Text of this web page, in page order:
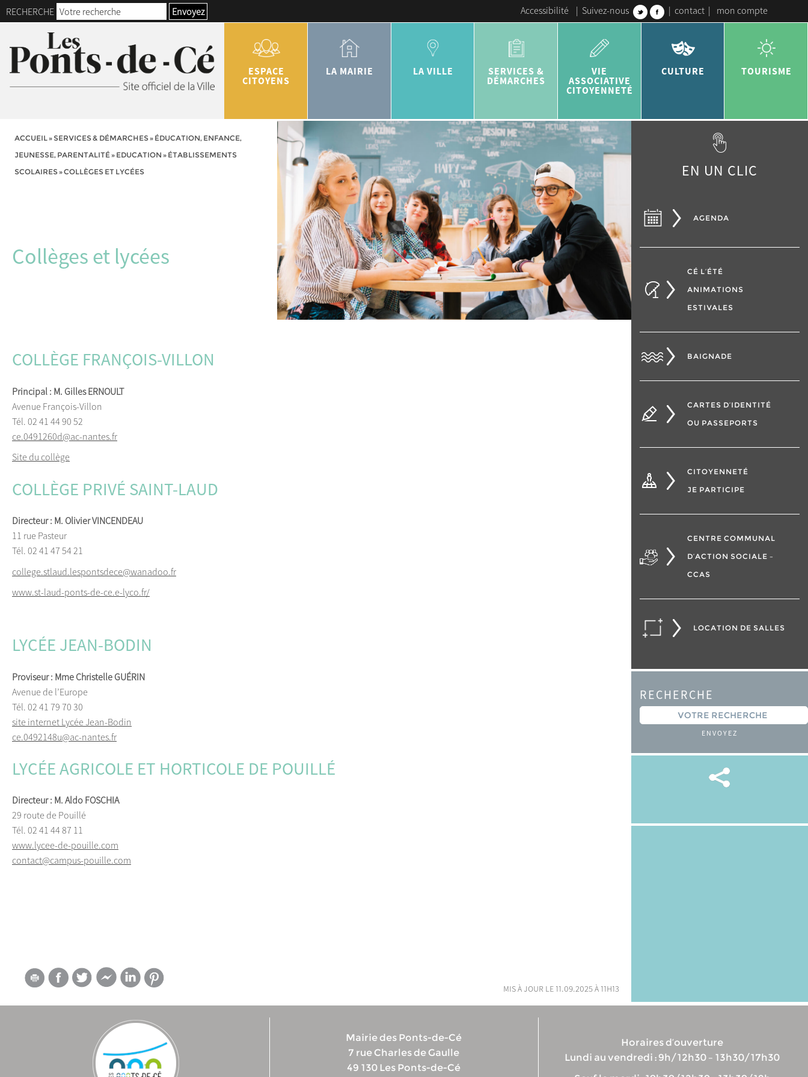
RECHERCHE Envoyez Accessibilité | Suivez-nous | contact | mon compte
ESPACE
CITOYENS
LA MAIRIE LA VILLE
SERVICES &
DÉMARCHES
VIE
ASSOCIATIVE
CITOYENNETÉ
CULTURE TOURISME
ACCUEIL» SERVICES & DÉMARCHES» ÉDUCATION, ENFANCE,
JEUNESSE, PARENTALITÉ» EDUCATION » ÉTABLISSEMENTS
SCOLAIRES»COLLÈGES ET LYCÉES
Collèges et lycées
COLLÈGE FRANÇOIS-VILLON
Principal : M. Gilles ERNOULT
Avenue François-Villon
Tél. 02 41 44 90 52
ce.0491260d@ac-nantes.fr
Site du collège
COLLÈGE PRIVÉ SAINT-LAUD
Directeur : M. Olivier VINCENDEAU
11 rue Pasteur
Tél. 02 41 47 54 21
college.stlaud.lespontsdece@wanadoo.fr
www.st-laud-ponts-de-ce.e-lyco.fr/
LYCÉE JEAN-BODIN
Proviseur : Mme Christelle GUÉRIN
Avenue de l’Europe
Tél. 02 41 79 70 30
site internet Lycée Jean-Bodin
ce.0492148u@ac-nantes.fr
LYCÉE AGRICOLE ET HORTICOLE DE POUILLÉ
Directeur : M. Aldo FOSCHIA
29 route de Pouillé
Tél. 02 41 44 87 11
www.lycee-de-pouille.com
contact@campus-pouille.com
mis à jour le 11.09.2025 à 11h13
EN UN CLIC
AGENDA
CÉ L’ÉTÉ
ANIMATIONS
ESTIVALES
BAIGNADE
CARTES D’IDENTITÉ
OU PASSEPORTS
CITOYENNETÉ
JE PARTICIPE
CENTRE COMMUNAL
D’ACTION SOCIALE –
CCAS
LOCATION DE SALLES
RECHERCHE
ENVOYEZ
Mairie des Ponts-de-Cé
7 rue Charles de Gaulle
49 130 Les Ponts-de-Cé
Horaires d’ouverture
Lundi au vendredi : 9h/12h30 – 13h30/17h30